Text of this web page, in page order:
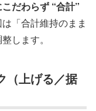
だわらず “合計”
「合計維持のまま
します。
（上げる／据